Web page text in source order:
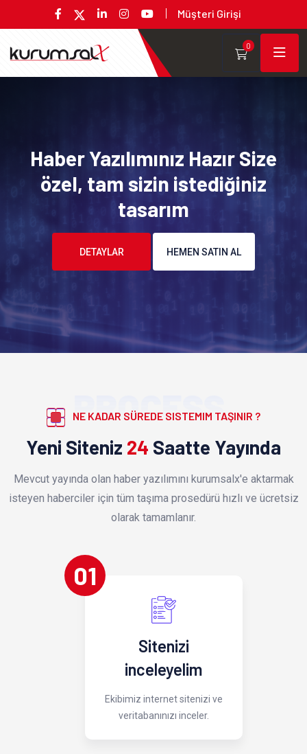
Müşteri Girişi
0
Haber Yazılımınız Hazır Size
özel, tam sizin istediğiniz
tasarım
DETAYLAR HEMEN SATIN AL
PROCESS
NE KADAR SÜREDE SISTEMIM TAŞINIR ?
Yeni Siteniz 24 Saatte Yayında
Mevcut yayında olan haber yazılımını kurumsalx'e aktarmak
isteyen haberciler için tüm taşıma prosedürü hızlı ve ücretsiz
olarak tamamlanır.
01
Sitenizi
inceleyelim
Ekibimiz internet sitenizi ve
veritabanınızı inceler.